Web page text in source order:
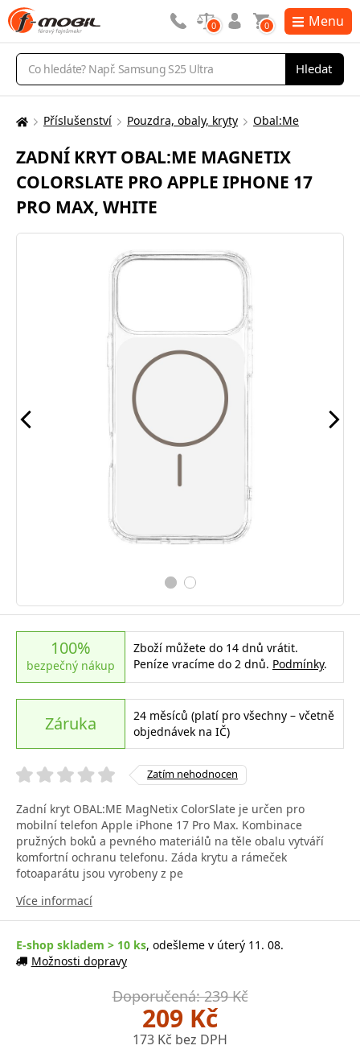
Vyhledávání
Hledat
0 0 Menu
Zde
nacházíte:
Příslušenství Pouzdra, obaly, kryty Obal:Me
ZADNÍ KRYT OBAL:ME MAGNETIX
COLORSLATE PRO APPLE IPHONE 17
PRO MAX, WHITE
100%
bezpečný nákup
Zboží můžete do 14 dnů vrátit.
Peníze vracíme do 2 dnů. Podmínky.
Záruka
24 měsíců (platí pro všechny – včetně
objednávek na IČ)
Zatím nehodnocen
Zadní kryt OBAL:ME MagNetix ColorSlate je určen pro
mobilní telefon Apple iPhone 17 Pro Max. Kombinace
pružných boků a pevného materiálů na těle obalu vytváří
komfortní ochranu telefonu. Záda krytu a rámeček
fotoaparátu jsou vyrobeny z pe
Více informací
E-shop skladem > 10 ks, odešleme v úterý 11. 08.
Možnosti dopravy
Doporučená: 239 Kč
209 Kč
173 Kč bez DPH